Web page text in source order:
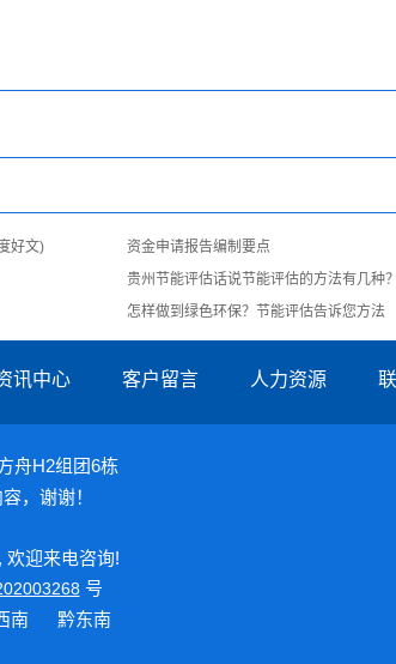
好文)
资金申请报告编制要点
贵州节能评估话说节能评估的方法有几种？
怎样做到绿色环保？节能评估告诉您方法
讯中心 客户留言 人力资源
舟H2组团6栋
，谢谢！
, 欢迎来电咨询!
号
南 黔东南